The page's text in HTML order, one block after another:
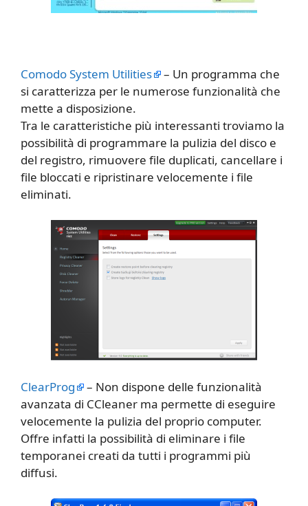
Comodo System Utilities
– Un programma che
si caratterizza per le numerose funzionalità che
mette a disposizione.
Tra le caratteristiche più interessanti troviamo la
possibilità di programmare la pulizia del disco e
del registro, rimuovere file duplicati, cancellare i
file bloccati e ripristinare velocemente i file
eliminati.
ClearProg
– Non dispone delle funzionalità
avanzata di CCleaner ma permette di eseguire
velocemente la pulizia del proprio computer.
Offre infatti la possibilità di eliminare i file
temporanei creati da tutti i programmi più
diffusi.